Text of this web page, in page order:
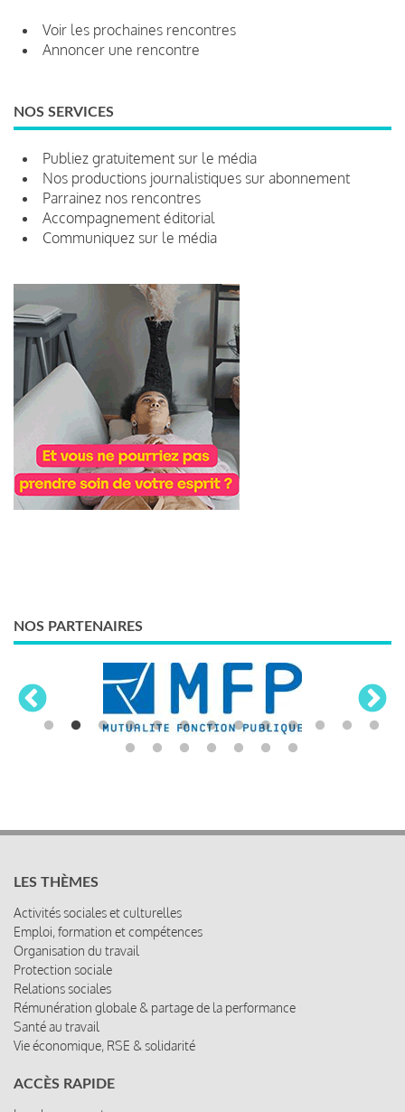
Voir les prochaines rencontres
Annoncer une rencontre
NOS SERVICES
Publiez gratuitement sur le média
Nos productions journalistiques sur abonnement
Parrainez nos rencontres
Accompagnement éditorial
Communiquez sur le média
NOS PARTENAIRES
LES THÈMES
Activités sociales et culturelles
Emploi, formation et compétences
Organisation du travail
Protection sociale
Relations sociales
Rémunération globale & partage de la performance
Santé au travail
Vie économique, RSE & solidarité
ACCÈS RAPIDE